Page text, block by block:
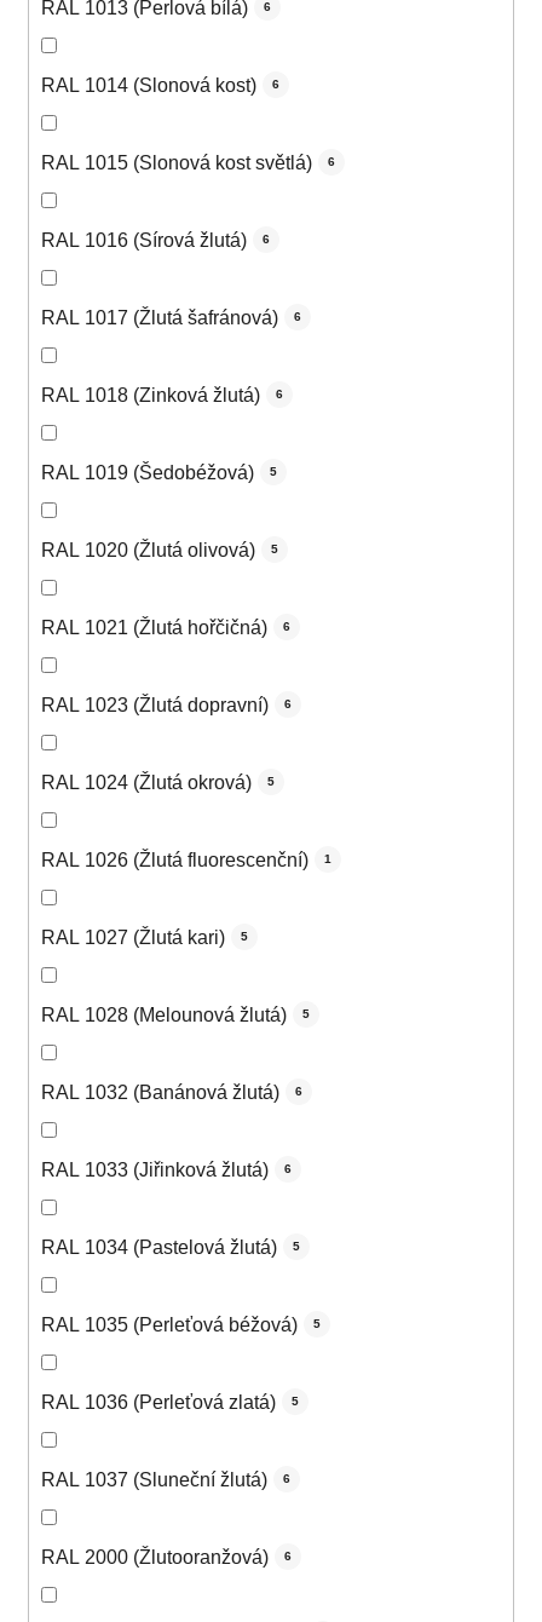
RAL 1013 (Perlová bílá) 6
RAL 1014 (Slonová kost) 6
RAL 1015 (Slonová kost světlá) 6
RAL 1016 (Sírová žlutá) 6
RAL 1017 (Žlutá šafránová) 6
RAL 1018 (Zinková žlutá) 6
RAL 1019 (Šedobéžová) 5
RAL 1020 (Žlutá olivová) 5
RAL 1021 (Žlutá hořčičná) 6
RAL 1023 (Žlutá dopravní) 6
RAL 1024 (Žlutá okrová) 5
RAL 1026 (Žlutá fluorescenční) 1
RAL 1027 (Žlutá kari) 5
RAL 1028 (Melounová žlutá) 5
RAL 1032 (Banánová žlutá) 6
RAL 1033 (Jiřinková žlutá) 6
RAL 1034 (Pastelová žlutá) 5
RAL 1035 (Perleťová béžová) 5
RAL 1036 (Perleťová zlatá) 5
RAL 1037 (Sluneční žlutá) 6
RAL 2000 (Žlutooranžová) 6